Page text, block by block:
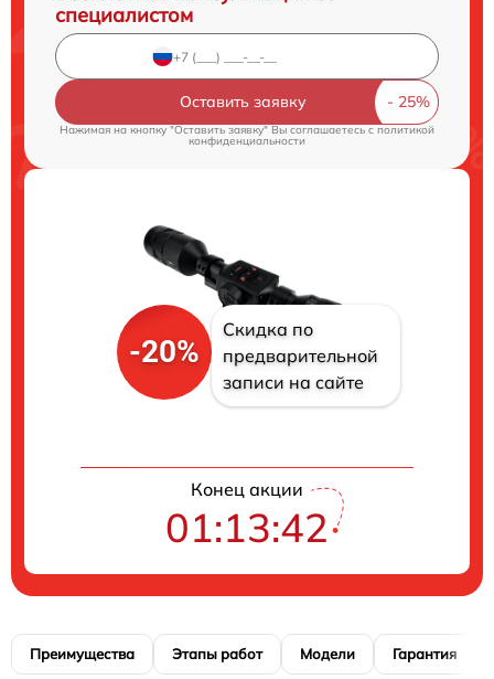
специалистом
Оставить заявку
Нажимая на кнопку "Оставить заявку" Вы соглашаетесь cполитикой
конфиденциальности
-20%
Скидка по
предварительной
записи на сайте
Конец акции
01:13:42
Преимущества Этапы работ Модели Гарантия